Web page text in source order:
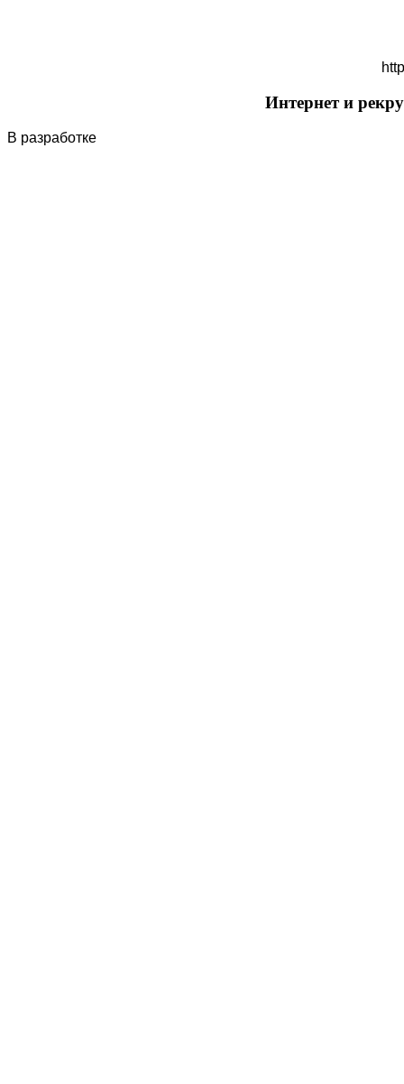
Интернет и
В разработке